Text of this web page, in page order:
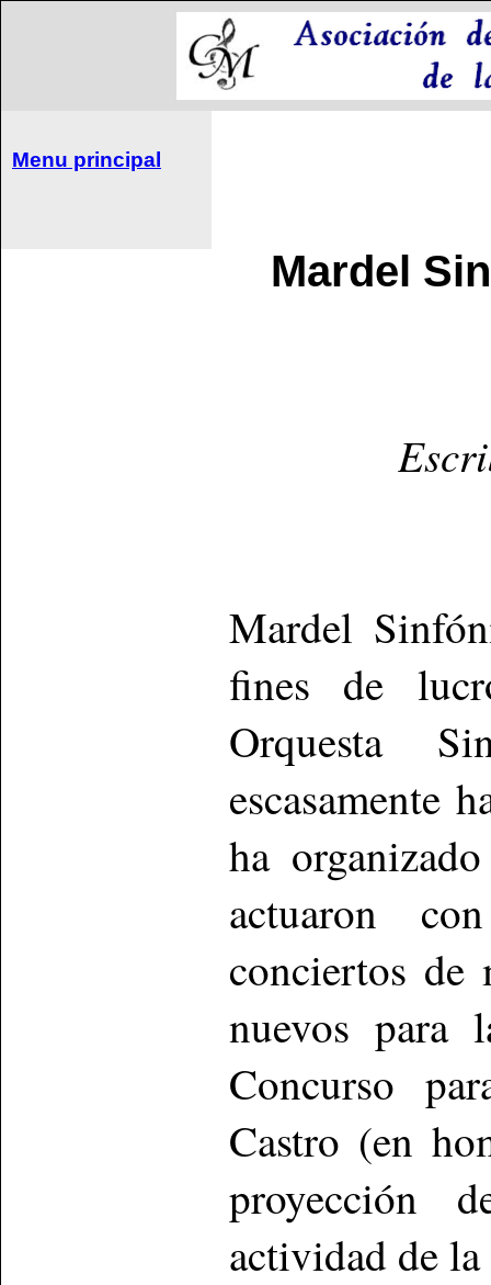
Menu principal
Mardel
Mardel
fines de
Orquesta
escasamente
ha
actuaron
conciertos de
nuevos para
Concurso
Castro (en
proyección
actividad de